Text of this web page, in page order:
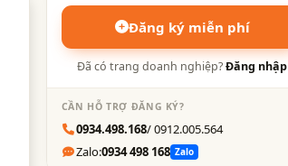
Đăng ký miễn phí
Đã có trang doanh nghiệp?Đăng nhập
CẦN HỖ TRỢ ĐĂNG KÝ?
0934.498.168/ 0912.005.564
Zalo:0934 498 168 Zalo